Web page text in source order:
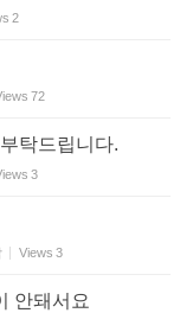
2
72
탁드립니다.
3
Views 3
안돼서요